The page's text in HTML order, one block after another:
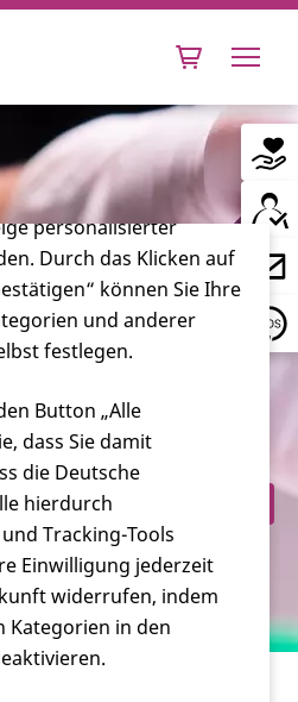
Abschluss einer
einen
Cookies und
beinhaltet Cookies und
Betrieb der Webseite
die zu statistischen
Bedienbarkeit der
personalisierter
Durch das Klicken auf
können Sie Ihre
und anderer
festlegen.
Button „Alle
dass Sie damit
die Deutsche
hierdurch
Tracking-Tools
Einwilligung jederzeit
widerrufen, indem
Kategorien in den